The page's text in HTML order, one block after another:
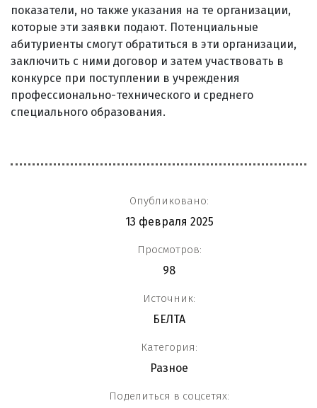
показатели, но также указания на те организации,
которые эти заявки подают. Потенциальные
абитуриенты смогут обратиться в эти организации,
заключить с ними договор и затем участвовать в
конкурсе при поступлении в учреждения
профессионально-технического и среднего
специального образования.
Опубликовано:
13 февраля 2025
Просмотров:
98
Источник:
БЕЛТА
Категория:
Разное
Поделиться в соцсетях: